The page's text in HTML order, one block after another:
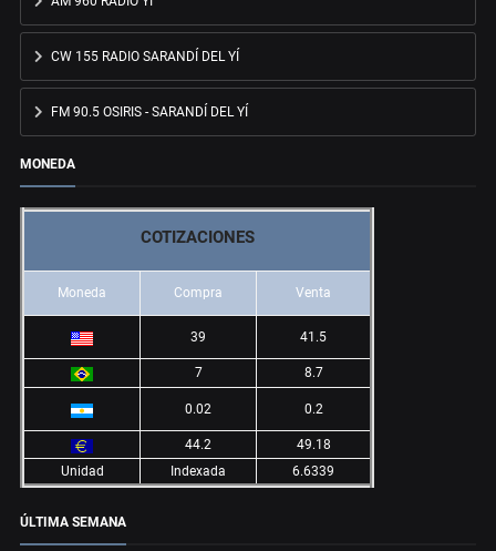
CW 155 RADIO SARANDÍ DEL YÍ
FM 90.5 OSIRIS - SARANDÍ DEL YÍ
MONEDA
COTIZACIONES
Moneda Compra Venta
39 41.5
7 8.7
0.02 0.2
44.2
49.18
Unidad
Indexada 6.6339
ÚLTIMA SEMANA